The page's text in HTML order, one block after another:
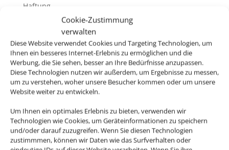
Cookie-Zustimmung
verwalten
Diese Website verwendet Cookies und Targeting Technologien, um
Ihnen ein besseres Internet-Erlebnis zu ermöglichen und die
Werbung, die Sie sehen, besser an Ihre Bedürfnisse anzupassen.
Diese Technologien nutzen wir außerdem, um Ergebnisse zu messen,
um zu verstehen, woher unsere Besucher kommen oder um unsere
Website weiter zu entwickeln.
Um Ihnen ein optimales Erlebnis zu bieten, verwenden wir
Technologien wie Cookies, um Geräteinformationen zu speichern
und/oder darauf zuzugreifen. Wenn Sie diesen Technologien
zustimmmen, können wir Daten wie das Surfverhalten oder
Haftung.
6. Pass-, Visa und gesundheitspolizeiliche
Formalitäten
6.1. Bei der Buchung von Pauschalreisen werden Sie
von uns und ggfs. vom Reiseveranstalter über
allgemeine Pass- und Visumserfordernisse des
Bestimmungslandes, sowie die ungefähren Fristen
der Erlangung von Visa sowie
gesundheitspolizeiliche Formalitäten unterrichtet.